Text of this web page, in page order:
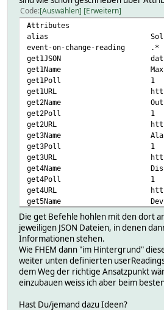
Code Auswählen Erweitern
Attributes
alias Solaranlage
event-on-
get1JSON
get1Name
get1URL http://
get2Name
get2URL http://
get3URL http://
get4Name
get4URL http://
get5Name
get5URL http://
group
icon
oldreadings
Die get Befehle hohlen mit den dort
jeweiligen JSON Dateien, in denen
Informationen stehen.
Wie FHEM dann "im Hintergrund"
weiter unten definierten
dem Weg der richtige Ansatzpunkt
einzubauen weiss ich aber beim
Hast Du/jemand dazu Ideen?